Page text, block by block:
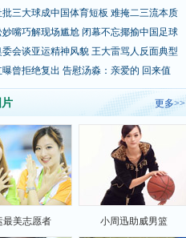
批三大球成中国体育短板 难掩二三流本质
妙嘴巧解现场尴尬 闭幕不忘揶揄中国足球
委会谈亚运精神风貌 王大雷骂人反面典型
曝曾拒绝复出 告慰汤淼：亲爱的 回来值
更多>>
最美志愿者 小周迅助威男篮